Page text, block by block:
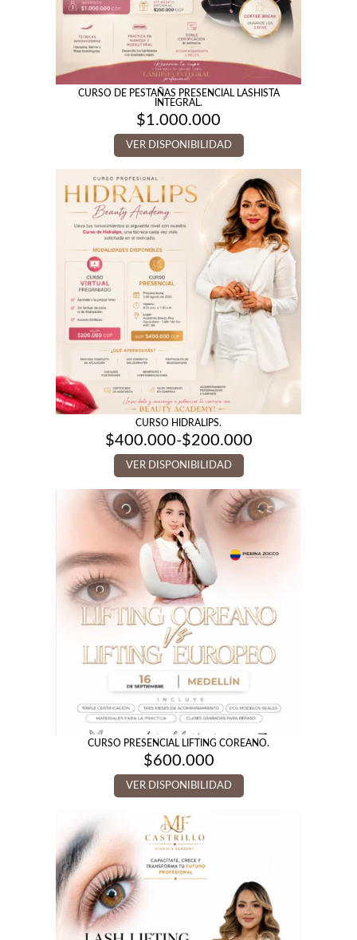
CURSO DE PESTAÑAS PRESENCIAL LASHISTA
INTEGRAL.
$1.000.000
VER DISPONIBILIDAD
CURSO HIDRALIPS.
$200.000
-
$400.000
Rango
de
precios:
desde
$200.000
hasta
$400.000
VER DISPONIBILIDAD
CURSO PRESENCIAL LIFTING COREANO.
$600.000
VER DISPONIBILIDAD